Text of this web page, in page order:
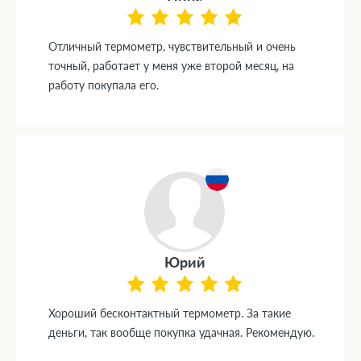
Отличный термометр, чувствительный и очень
точный, работает у меня уже второй месяц, на
работу покупала его.
Юрий
Хороший бесконтактный термометр. За такие
деньги, так вообще покупка удачная. Рекомендую.